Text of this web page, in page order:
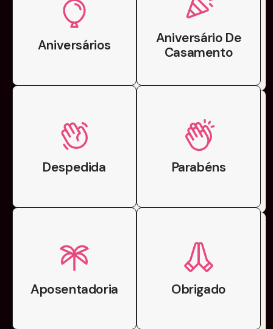
Aniversários
Aniversário De
Casamento
Despedida Parabéns
Aposentadoria Obrigado